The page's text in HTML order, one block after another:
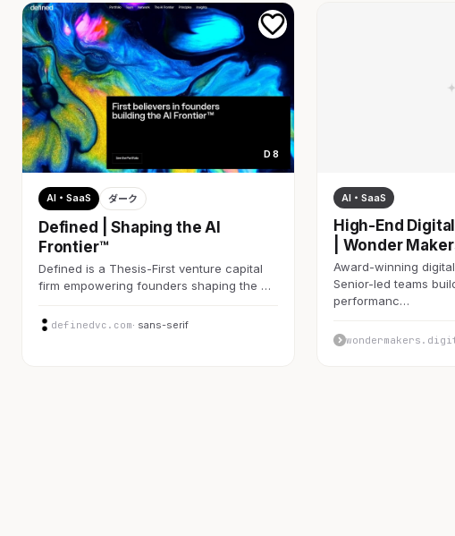
D 8
AI・SaaS ダーク
Defined | Shaping the AI
Frontier™
Defined is a Thesis-First venture capital
firm empowering founders shaping the …
definedvc.com· sans-serif
AI・SaaS
High-End
| Wonder
Award-winning
Senior-led teams
performanc…